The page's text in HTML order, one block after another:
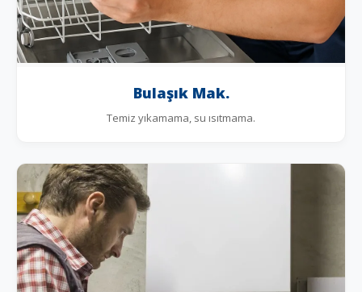
Bulaşık Mak.
Temiz yıkamama, su ısıtmama.